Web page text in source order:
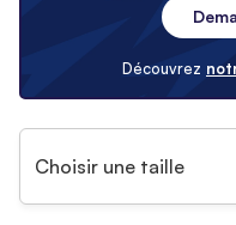
Découvrez
Choisir une taille